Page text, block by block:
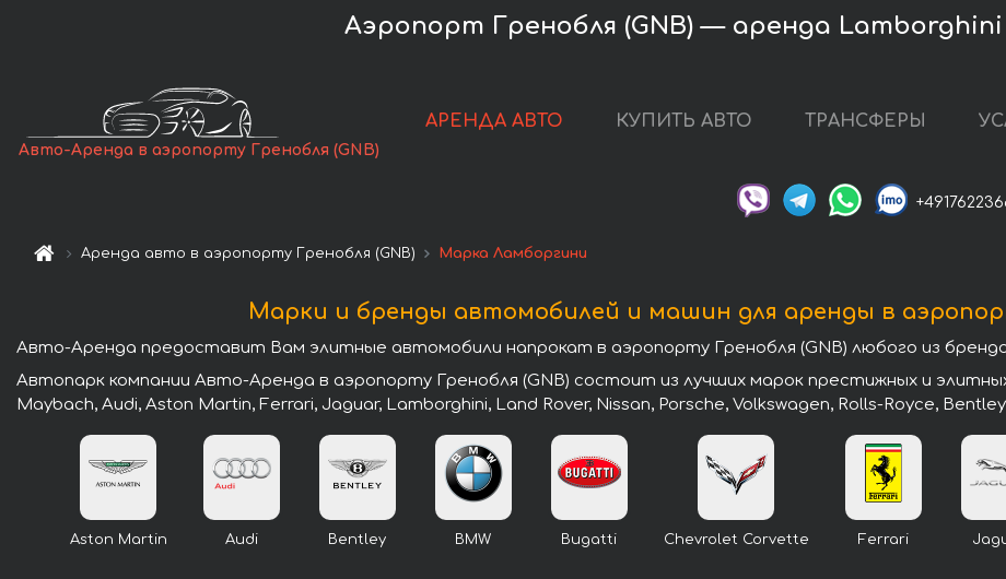
Аэропорт Гренобля (GNB) — аренда Lamborghini
Авто-Аренда в аэропорту Гренобля (GNB)
АРЕНДА АВТО КУПИТЬ АВТО ТРАНСФЕРЫ
Аренда авто в аэропорту Гренобля (GNB) Марка Ламборгини
Марки и бренды автомобилей и машин для аренды в
Авто-Аренда предоставит Вам элитные автомобили напрокат в аэропорту Гренобля (GNB) любого из
Автопарк компании Авто-Аренда в аэропорту Гренобля (GNB) состоит из лучших марок престижных и
Maybach, Audi, Aston Martin, Ferrari, Jaguar, Lamborghini, Land Rover, Nissan, Porsche, Volkswagen, Rolls-Royce,
Aston Martin Audi Bentley BMW Bugatti Chevrolet Corvette Ferrari